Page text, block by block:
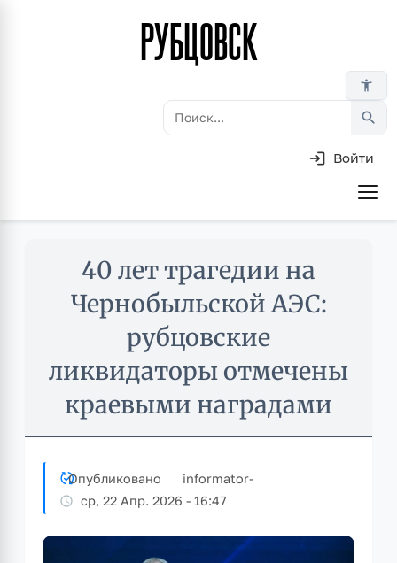
РУБЦОВСК
accessibility_new
search
Войти
40 лет трагедии на
Чернобыльской АЭС:
рубцовские
ликвидаторы отмечены
краевыми наградами
Опубликовано informator-
ср, 22 Апр. 2026 - 16:47